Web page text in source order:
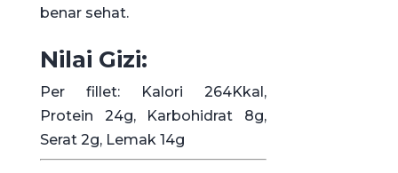
benar sehat.
Nilai Gizi:
Per fillet: Kalori 264Kkal,
Protein 24g, Karbohidrat 8g,
Serat 2g, Lemak 14g